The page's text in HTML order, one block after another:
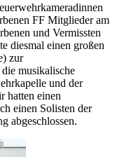
FF Mitglieder am
und Vermissten
diesmal einen großen
zur
musikalische
und der
hatten einen
einen Solisten der
abgeschlossen.